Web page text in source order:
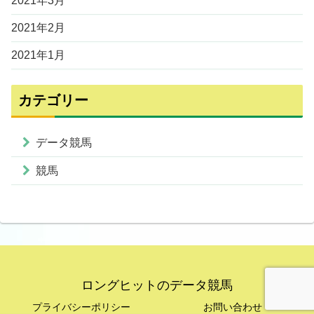
2021年2月
2021年1月
カテゴリー
データ競馬
競馬
ロングヒットのデータ競馬
プライバシーポリシー お問い合わせ